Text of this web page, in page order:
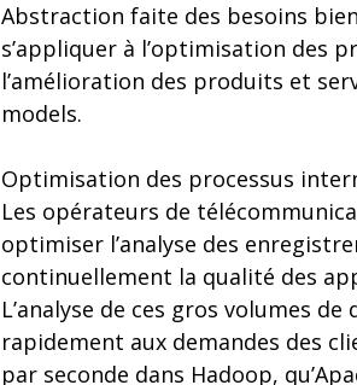
Abstraction faite des besoins
s’appliquer à l’optimisation des
l’amélioration des produits et
models.
Optimisation des processus
Les opérateurs de
optimiser l’analyse des
continuellement la qualité des
L’analyse de ces gros volumes
rapidement aux demandes des
par seconde dans Hadoop,